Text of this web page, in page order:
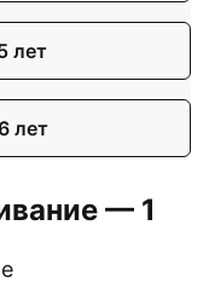
лет
лет
— 1